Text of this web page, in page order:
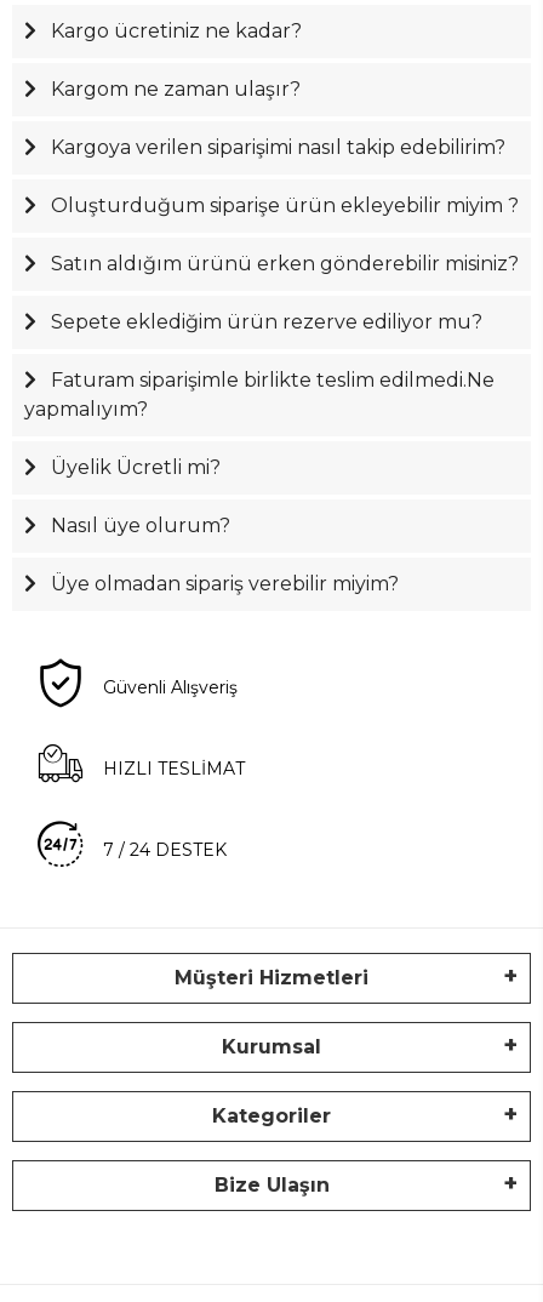
Kargo ücretiniz ne kadar?
Kargom ne zaman ulaşır?
Kargoya verilen siparişimi nasıl takip edebilirim?
Oluşturduğum siparişe ürün ekleyebilir miyim ?
Satın aldığım ürünü erken gönderebilir misiniz?
Sepete eklediğim ürün rezerve ediliyor mu?
Faturam siparişimle birlikte teslim edilmedi.Ne
yapmalıyım?
Üyelik Ücretli mi?
Nasıl üye olurum?
Üye olmadan sipariş verebilir miyim?
Güvenli Alışveriş
HIZLI TESLİMAT
7 / 24 DESTEK
Müşteri Hizmetleri
Kurumsal
Kategoriler
Bize Ulaşın